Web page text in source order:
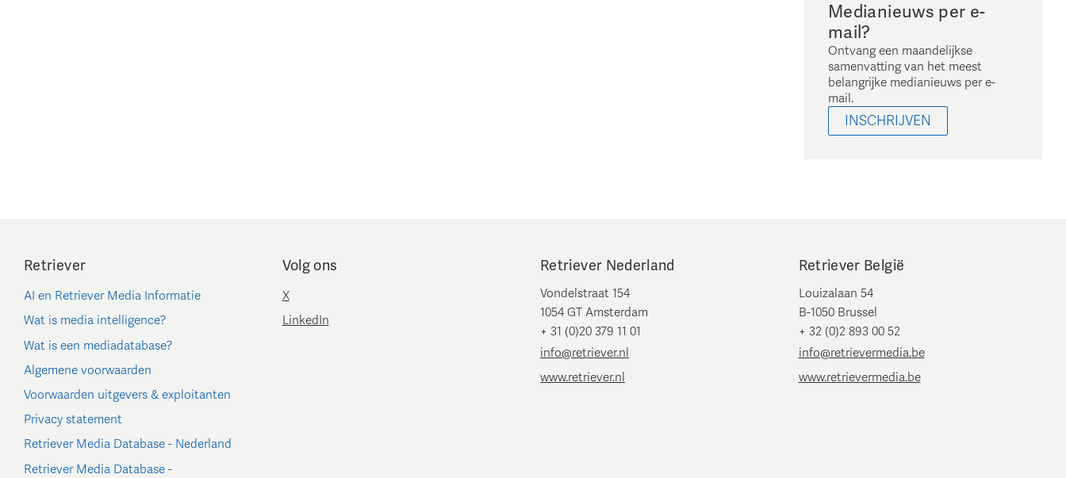
Medianieuws per e-
mail?
Ontvang een maandelijkse
samenvatting van het meest
belangrijke medianieuws per e-
mail.
INSCHRIJVEN
Retriever
AI en Retriever Media Informatie
Wat is media intelligence?
Wat is een mediadatabase?
Algemene voorwaarden
Voorwaarden uitgevers & exploitanten
Privacy statement
Retriever Media Database - Nederland
Retriever Media Database -
Volg ons
X
LinkedIn
Retriever Nederland
Vondelstraat 154
1054 GT Amsterdam
+ 31 (0)20 379 11 01
info@retriever.nl
www.retriever.nl
Retriever België
Louizalaan 54
B-1050 Brussel
+ 32 (0)2 893 00 52
info@retrievermedia.be
www.retrievermedia.be